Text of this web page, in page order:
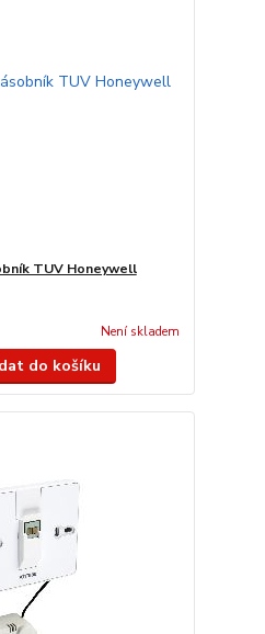
TUV Honeywell
Není skladem
do košíku